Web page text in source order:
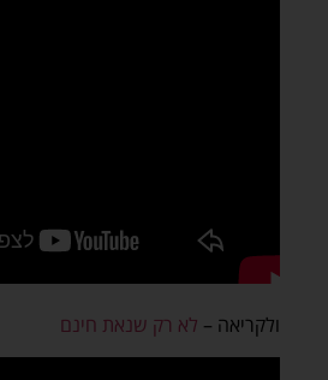
ולקריאה – לא רק שנאת חינם